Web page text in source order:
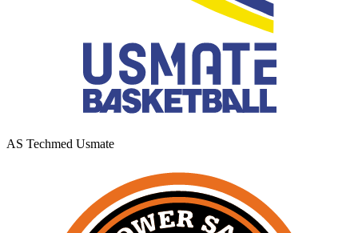
AS Techmed Usmate